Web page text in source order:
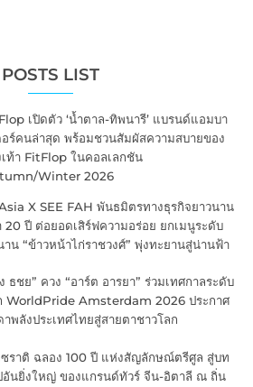
POSTS LIST
เปิดตัว ‘น้ำตาล-ทิพนารี’ แบรนด์แอมบา
อร์คนล่าสุด พร้อมชวนสัมผัสความสบายของ
เท้า FitFlop ในคอลเลกชัน
Winter 2026
X SEE FAH พันธมิตรทางธุรกิจยาวนาน
20 ปี ต่อยอดเสิร์ฟความอร่อย ยกเมนูระดับ
าน “ข้าวหน้าไก่ราชวงศ์” พุ่งทะยานสู่น่านฟ้า
ธชย” ควง “อาร์ต อารยา” ร่วมเทศกาลระดับ
WorldPride Amsterdam 2026 ประกาศ
าพลังประเทศไทยสู่สายตาชาวโลก
ซราติ ฉลอง 100 ปี แห่งสัญลักษณ์ตรีศูล สู่บท
อันยิ่งใหญ่ ของแกรนด์ทัวร์ จีน-อิตาลี ณ ถิ่น